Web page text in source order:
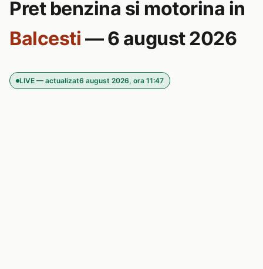
Pret benzina si motorina in
Balcesti — 6 august 2026
LIVE — actualizat6 august 2026, ora 11:47